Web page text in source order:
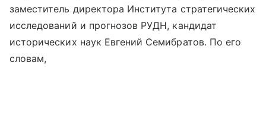
заместитель директора Института стратегических
исследований и прогнозов РУДН, кандидат
исторических наук Евгений Семибратов. По его
словам,